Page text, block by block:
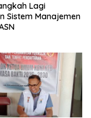
Lagi
Sistem Manajemen